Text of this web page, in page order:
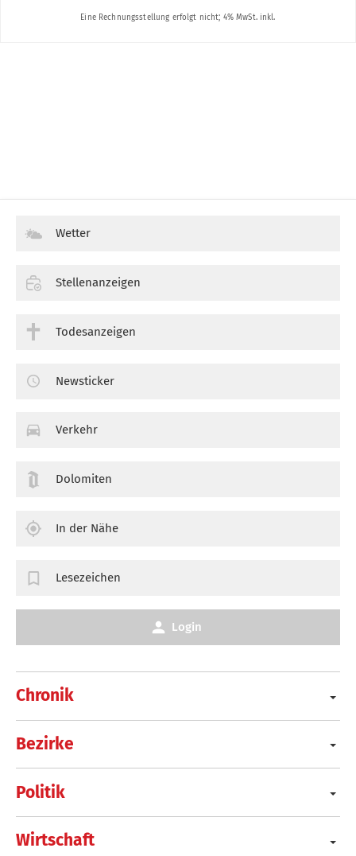
Chronik
Bezirke
Politik
Wirtschaft
Wetter
Stellenanzeigen
Todesanzeigen
Newsticker
Verkehr
Dolomiten
In der Nähe
Lesezeichen
Login